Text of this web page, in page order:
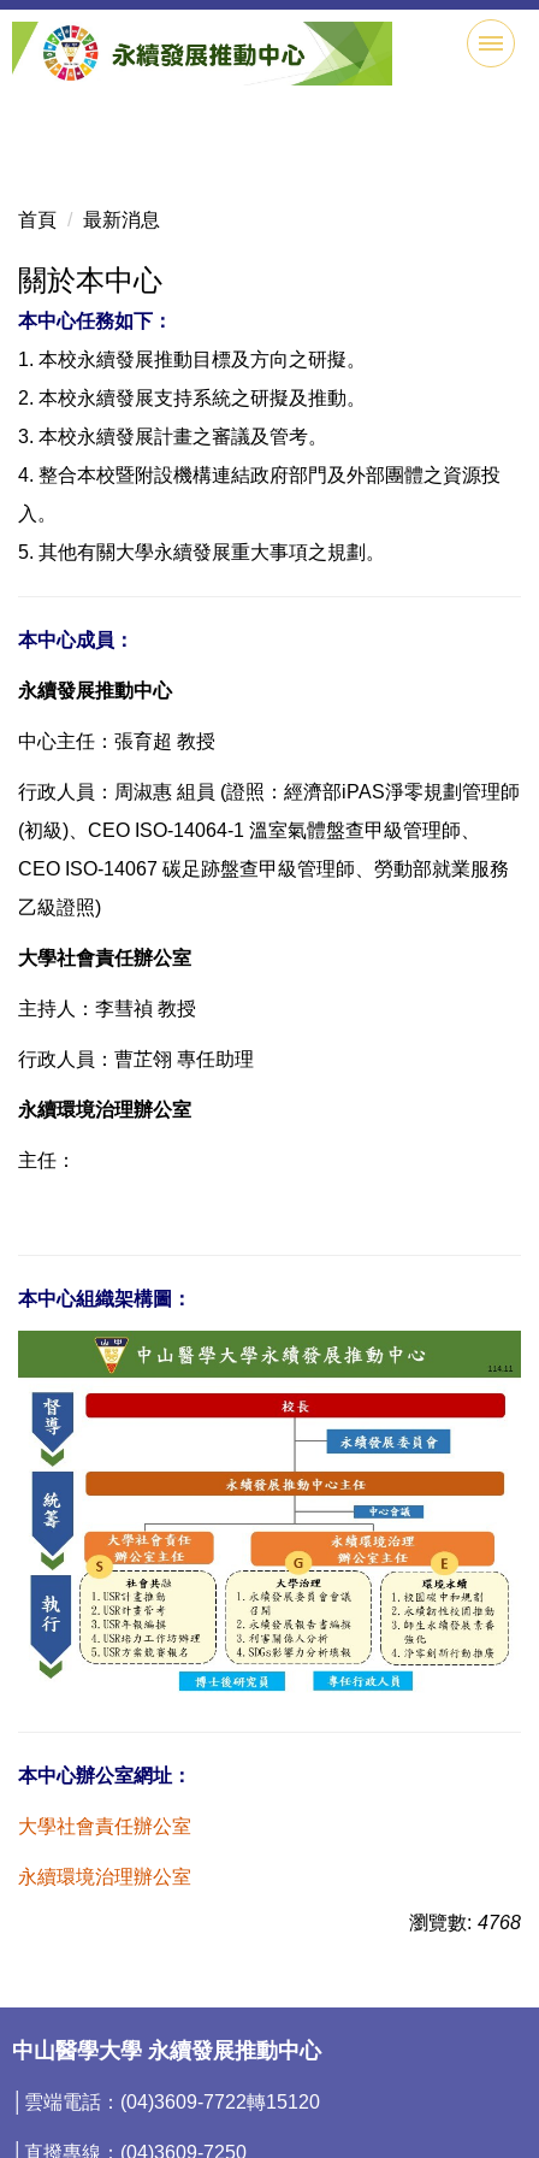
跳
到
主
首頁
最新消息
關於本中心
本中心任務如下：
1. 本校永續發展推動目標及方向之研擬。
2. 本校永續發展支持系統之研擬及推動。
3. 本校永續發展計畫之審議及管考。
4. 整合本校暨附設機構連結政府部門及外部團體之資源投
入。
5. 其他有關大學永續發展重大事項之規劃。
本中心成員：
永續發展推動中心
中心主任： 張育超 教授
行政人員：周淑惠 組員 (證照：經濟部iPAS淨零規劃管理師
(初級)、CEO ISO-14064-1 溫室氣體盤查甲級管理師、
CEO ISO-14067 碳足跡盤查甲級管理師、勞動部就業服務
乙級證照)
大學社會責任辦公室
主持人： 李彗禎 教授
行政人員：曹芷翎 專任助理
永續環境治理辦公室
主任：
本中心組織架構圖：
本中心辦公室網址：
大學社會責任辦公室
永續環境治理辦公室
瀏覽數: 4768
中山醫學大學 永續發展推動中心
│雲端電話：(04)3609-7722轉15120
│直撥專線：(04)3609-7250